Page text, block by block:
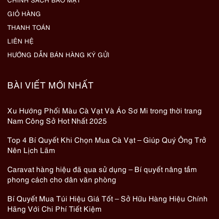
bởi người bán hoặc trang web đáng tin cậy để tránh
mua phải hàng giả mạo hoặc làm mới lại.
hàng hiệu giá trị thường đi kèm với giấy tờ như hóa
đơn mua hàng, thẻ bảo hành, sách hướng dẫn, và
còn tăng giá trị của sản phẩm.
để xác định mức chênh lệch. Mức chênh lệch giá quá
lớn có thể là dấu hiệu của sản phẩm giả mạo hoặc có
Kiểm tra tính năng của đồng hồ
: Đảm bảo rằng tất cả
tính năng của đồng hồ hoạt động chính xác. Thực
hiện các kiểm tra như bấm giờ, thời gian, ngày tháng,
và các tính năng đặc biệt khác.
Thời gian bảo hành
: Ưu tiên chọn mua đồng hồ cũ
còn trong thời hạn bảo hành. Điều này đảm bảo bạn
có sự hỗ trợ và bảo vệ trong trường hợp có vấn đề về
GIỎ HÀNG
THANH TOÁN
LIÊN HỆ
HƯỚNG DẪN BÁN HÀNG KÝ GỬI
BÀI VIẾT MỚI NHẤT
Xu Hướng Phối Màu Cà Vạt Và Áo Sơ Mi trong thời trang
Nam Công Sở Hot Nhất 2025
Top 4 Bí Quyết Khi Chọn Mua Cà Vạt – Giúp Quý Ông Trở
Nên Lịch Lãm
Caravat hàng hiệu đã qua sử dụng – Bí quyết nâng tầm
phong cách cho dân văn phòng
Bí Quyết Mua Túi Hiệu Giá Tốt – Sở Hữu Hàng Hiệu Chính
Hãng Với Chi Phí Tiết Kiệm